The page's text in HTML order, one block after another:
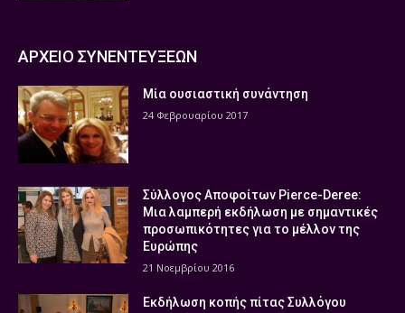
ΑΡΧΕΙΟ ΣΥΝΕΝΤΕΥΞΕΩΝ
Μία ουσιαστική συνάντηση
24 Φεβρουαρίου 2017
Σύλλογος Αποφοίτων Pierce-Deree:
Μια λαμπερή εκδήλωση με σημαντικές
προσωπικότητες για το μέλλον της
Ευρώπης
21 Νοεμβρίου 2016
Εκδήλωση κοπής πίτας Συλλόγου